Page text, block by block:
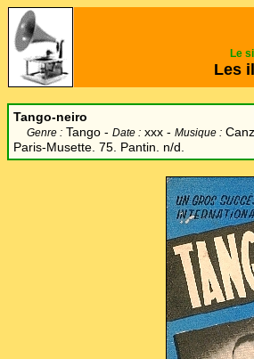
Le
Les
Tango-neiro
Genre : Tango - Date : xxx - Musique :
Paris-Musette. 75. Pantin. n/d.